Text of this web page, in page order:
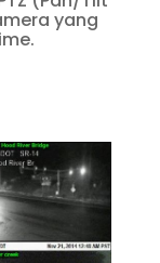
yang